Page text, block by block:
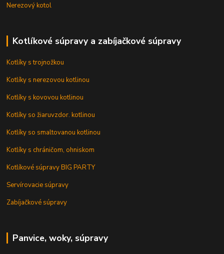
Nerezový kotol
Kotlíkové súpravy a zabíjačkové súpravy
Kotlíky s trojnožkou
Kotlíky s nerezovou kotlinou
Kotlíky s kovovou kotlinou
Kotlíky so žiaruvzdor. kotlinou
Kotlíky so smaltovanou kotlinou
Kotlíky s chráničom, ohniskom
Kotlíkové súpravy BIG PARTY
Servírovacie súpravy
Zabíjačkové súpravy
Panvice, woky, súpravy